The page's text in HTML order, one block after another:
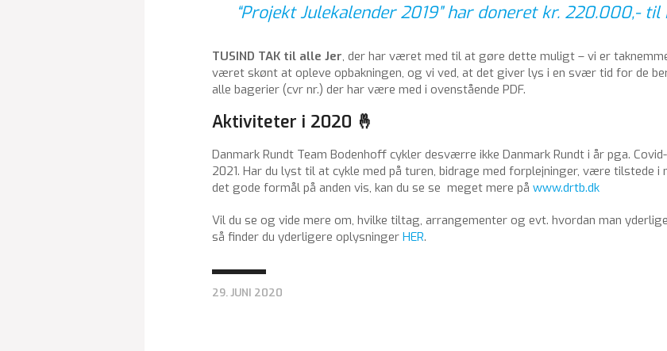
“Projekt Julekalender 2019” har doneret kr. 220.000,-
TUSIND TAK til alle Jer, der har været med til at gøre dette muligt – vi er
været skønt at opleve opbakningen, og vi ved, at det giver lys i en svær tid for de
alle bagerier (cvr nr.) der har være med i ovenstående PDF.
Aktiviteter i 2020 🤞
Danmark Rundt Team Bodenhoff cykler desværre ikke Danmark Rundt i år pga.
2021. Har du lyst til at cykle med på turen, bidrage med forplejninger, være tilstede
det gode formål på anden vis, kan du se se meget mere på www.drtb.dk
Vil du se og vide mere om, hvilke tiltag, arrangementer og evt. hvordan man
så finder du yderligere oplysninger HER.
29. JUNI 2020